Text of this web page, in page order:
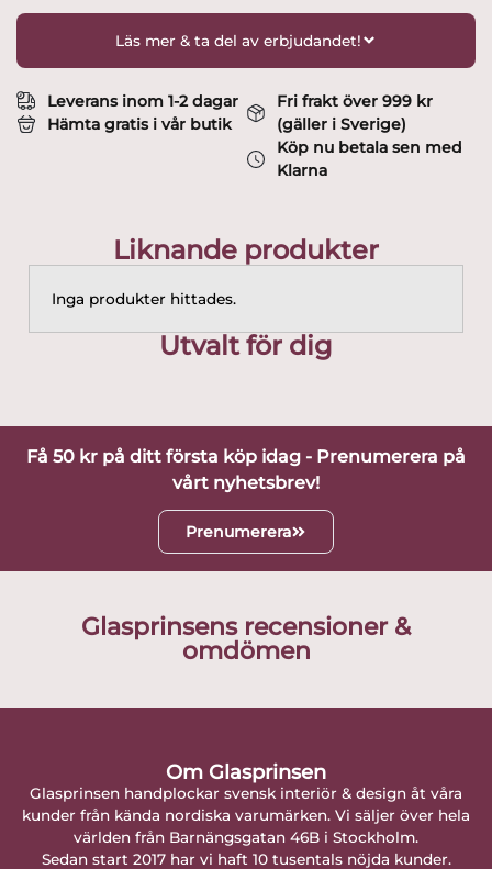
Läs mer & ta del av erbjudandet!
Leverans inom 1-2 dagar
Hämta gratis i vår butik
Fri frakt över 999 kr
(gäller i Sverige)
Köp nu betala sen med
Klarna
Liknande produkter
Inga produkter hittades.
Utvalt för dig
Få 50 kr på ditt första köp idag - Prenumerera på
vårt nyhetsbrev!
Prenumerera
Glasprinsens recensioner &
omdömen
Om Glasprinsen
Glasprinsen handplockar svensk interiör & design åt våra
kunder från kända nordiska varumärken. Vi säljer över hela
världen från Barnängsgatan 46B i Stockholm.
Sedan start 2017 har vi haft 10 tusentals nöjda kunder.